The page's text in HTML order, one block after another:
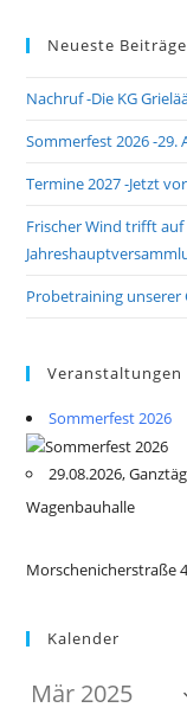
Neueste Beiträge
Nachruf -Die KG
Sommerfest 2026 -29.
Termine 2027 -Jetzt
Frischer Wind trifft
Probetraining unserer
Veranstaltungen
Sommerfest 2026
29.08.2026,
Wagenbauhalle
Morschenicherstraße
Kalender